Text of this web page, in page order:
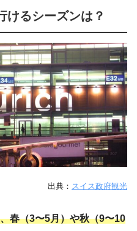
けるシーズンは？
出典： スイス政府観光
春（3〜5月）や秋（9〜10